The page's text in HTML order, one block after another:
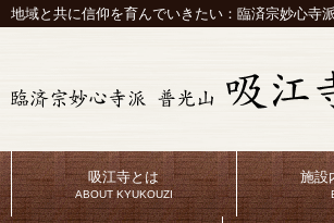
地域と共に信仰を育んでいきたい：臨済宗妙心寺
吸江寺とは
ABOUT KYUKOUZI
施設